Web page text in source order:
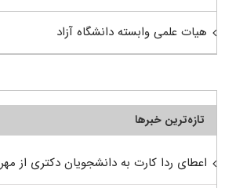
هیات علمی وابسته دانشگاه آزاد
تازه‌ترین خبرها
اعطای ردا کارت به دانشجویان دکتری از مهر ۱۴۰۵